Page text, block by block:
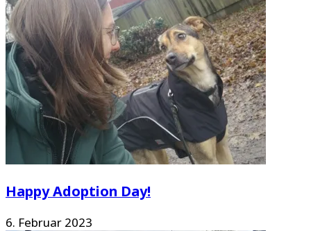
Happy Adoption Day!
6. Februar 2023